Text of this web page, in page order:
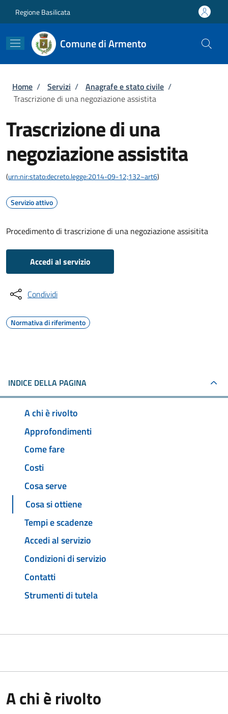
Regione Basilicata
Comune di Armento
Briciole di pane
Home / Servizi / Anagrafe e stato civile /
Trascrizione di una negoziazione assistita
Trascrizione di una
negoziazione assistita
(urn:nir:stato:decreto.legge:2014-09-12;132~art6)
Servizio attivo
Procedimento di trascrizione di una negoziazione assisitita
Accedi al servizio
Condividi
Normativa di riferimento
INDICE DELLA PAGINA
A chi è rivolto
Approfondimenti
Come fare
Costi
Cosa serve
Cosa si ottiene
Tempi e scadenze
Accedi al servizio
Condizioni di servizio
Contatti
Strumenti di tutela
A chi è rivolto